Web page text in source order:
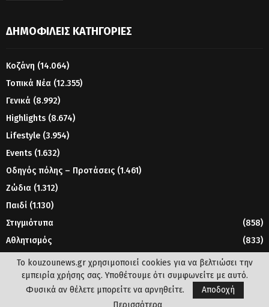
ΔΗΜΟΦΙΛΕΊΣ ΚΑΤΗΓΟΡΊΕΣ
Κοζάνη (14.064)
Τοπικά Νέα (12.355)
Γενικά (8.992)
Highlights (8.674)
Lifestyle (3.954)
Events (1.632)
Οδηγός πόλης – Προτάσεις (1.461)
Ζώδια (1.312)
Παιδί (1.130)
Στιγμιότυπα
(858)
Αθλητισμός
(833)
Γυναίκα
© 2023 - www.kouzounews.gr
Το kouzounews.gr χρησιμοποιεί cookies για να βελτιώσει την
εμπειρία χρήσης σας. Υποθέτουμε ότι συμφωνείτε με αυτό.
Φυσικά αν θέλετε μπορείτε να αρνηθείτε.
Αποδοχή
Περισσότερα